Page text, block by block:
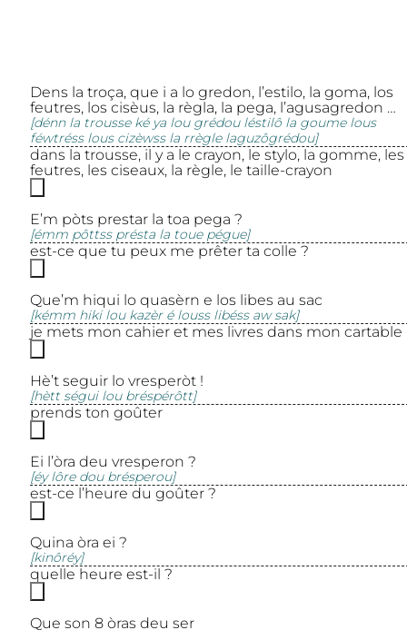
Dens la troça, que i a lo gredon, l’estilo, la goma, los
feutres, los cisèus, la règla, la pega, l’agusagredon …
[dénn la trousse ké ya lou grédou léstilô la goume lous
féwtréss lous cizèwss la rrègle laguzôgrédou]
dans la trousse, il y a le crayon, le stylo, la gomme, les
feutres, les ciseaux, la règle, le taille-crayon
E’m pòts prestar la toa pega ?
[émm pôttss présta la toue pégue]
est-ce que tu peux me prêter ta colle ?
Que’m hiqui lo quasèrn e los libes au sac
[kémm hiki lou kazèr é louss libéss aw sak]
je mets mon cahier et mes livres dans mon cartable
Hè’t seguir lo vresperòt !
[hètt ségui lou bréspérôtt]
prends ton goûter
Ei l’òra deu vresperon ?
[éy lôre dou brésperou]
est-ce l’heure du goûter ?
Quina òra ei ?
[kinôréy]
quelle heure est-il ?
Que son 8 òras deu ser